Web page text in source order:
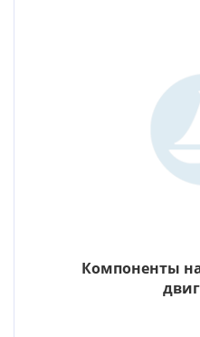
Компоненты